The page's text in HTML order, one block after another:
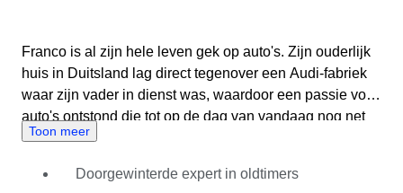
Franco is al zijn hele leven gek op auto's. Zijn ouderlijk
huis in Duitsland lag direct tegenover een Audi-fabriek
waar zijn vader in dienst was, waardoor een passie voor
auto's ontstond die tot op de dag van vandaag nog net
zo vurig is. Franco werkte eerder als COO voor het
werkte met de meest populaire oldtimers en supercars in
Toon meer
Doorgewinterde expert in oldtimers